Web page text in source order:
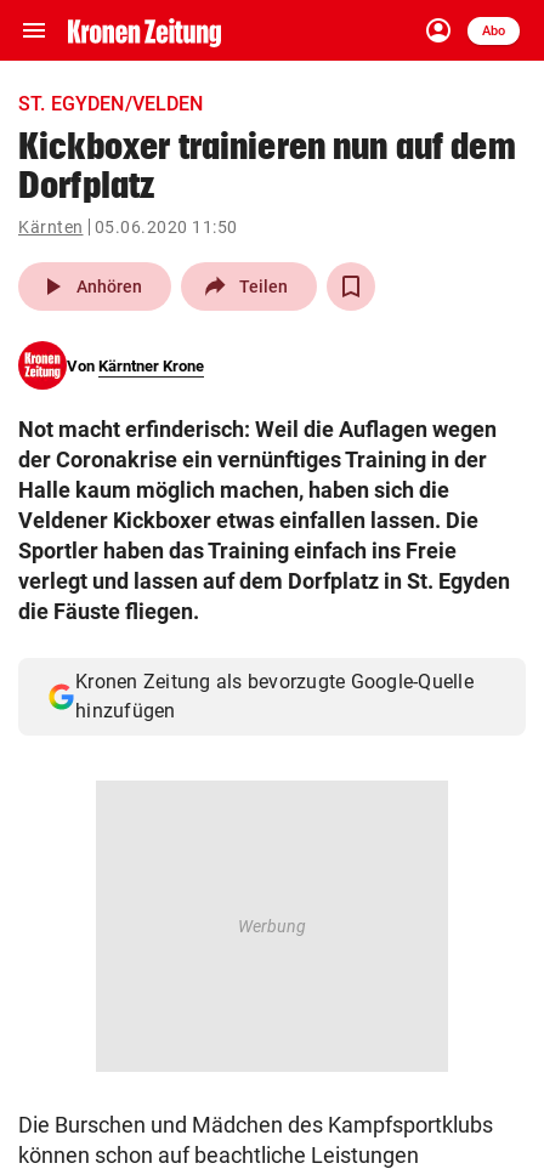
menu Navigation
ein-/ausklappen
account_circle
Anmelden
Abo
close Schließen
account_circle Anmelden
pin_drop
Wien arrow_right
search
eingeben
© Krone Multimedia GmbH & Co KG 2026
Muthgasse 2, 1190 Wien
ST. EGYDEN/VELDEN
Kickboxer trainieren nun auf dem
Dorfplatz
Kärnten 05.06.2020 11:50
play_arrow Anhören Teilen
Von Kärntner Krone
Not macht erfinderisch: Weil die Auflagen wegen
der Coronakrise ein vernünftiges Training in der
Halle kaum möglich machen, haben sich die
Veldener Kickboxer etwas einfallen lassen. Die
Sportler haben das Training einfach ins Freie
verlegt und lassen auf dem Dorfplatz in St. Egyden
die Fäuste fliegen.
Kronen Zeitung als bevorzugte Google-Quelle
hinzufügen
Die Burschen und Mädchen des Kampfsportklubs
können schon auf beachtliche Leistungen